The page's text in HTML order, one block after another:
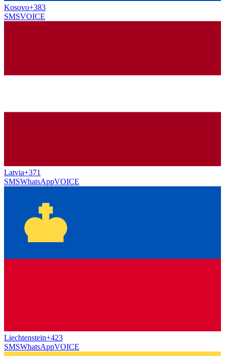
Kosovo+383
SMSVOICE
Latvia+371
SMSWhatsAppVOICE
Liechtenstein+423
SMSWhatsAppVOICE